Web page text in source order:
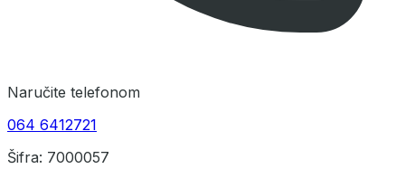
Naručite telefonom
064 6412721
Šifra: 7000057